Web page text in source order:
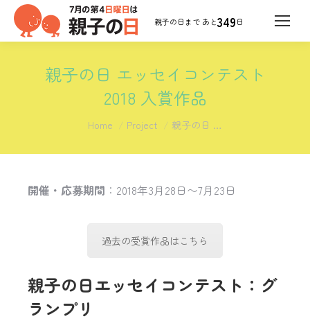
349日
親子の日 エッセイコンテスト
2018 入賞作品
You are here:
Home Project 親子の日 …
開催・応募期間 ：2018年3月28日〜7月23日
過去の受賞作品はこちら
親子の日エッセイコンテスト：グ
ランプリ